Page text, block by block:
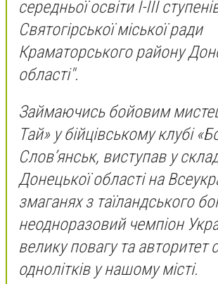
середньої освіти І-ІІІ
Святогірської міської ради
Краматорського району
області".
Займаючись бойовим
Тай» у бійцівському клубі
Слов’янськ, виступав у
Донецької області на
змаганях з таїландського
неодноразовий чемпіон
велику повагу та авторитет
однолітків у нашому місті.